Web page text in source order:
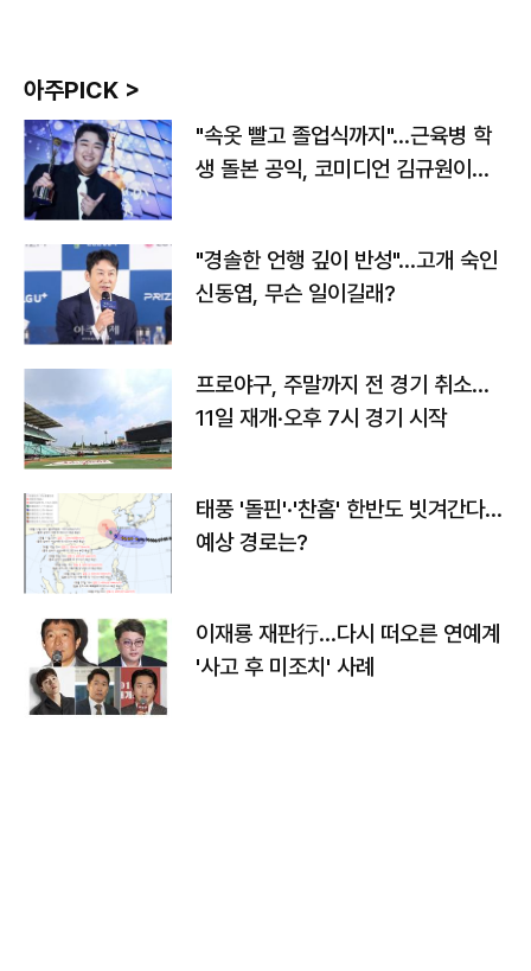
아주PICK >
"속옷 빨고 졸업식까지"…근육병 학
생 돌본 공익, 코미디언 김규원이었
"경솔한 언행 깊이 반성"…고개 숙인
신동엽, 무슨 일이길래?
프로야구, 주말까지 전 경기 취소…
11일 재개·오후 7시 경기 시작
태풍 '돌핀'·'찬홈' 한반도 빗겨간다…
예상 경로는?
이재룡 재판行…다시 떠오른 연예계
'사고 후 미조치' 사례